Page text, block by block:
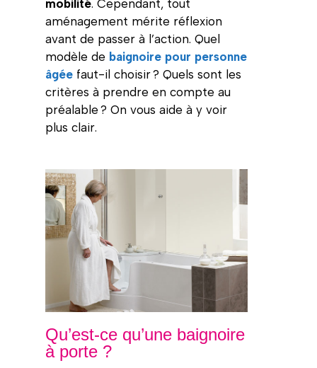
mobilité. Cependant, tout
aménagement mérite réflexion
avant de passer à l’action. Quel
modèle de baignoire pour personne
âgéefaut-il choisir ? Quels sont les
critères à prendre en compte au
préalable ? On vous aide à y voir
plus clair.
Qu’est-ce qu’une baignoire
à porte ?